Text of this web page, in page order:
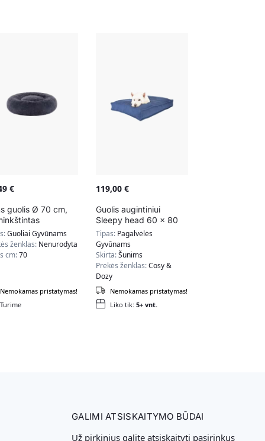
€
guolis Ø 70 cm,
Guoliai Gyvūnams
ženklas: Nenurodyta
cm:70
Turime
Nemokamas pristatymas!
119,00 €
Guolis augintiniui
Sleepy head 60 x 80
cm, raudonos spalvos
Tipas: Pagalvėlės
Gyvūnams
Skirta:Šunims
Prekės ženklas:Cosy &
Dozy
Liko tik: 5+ vnt.
Nemokamas pristatymas!
GALIMI ATSISKAITYMO BŪDAI
Už pirkinius galite atsiskaityti pasirinkus